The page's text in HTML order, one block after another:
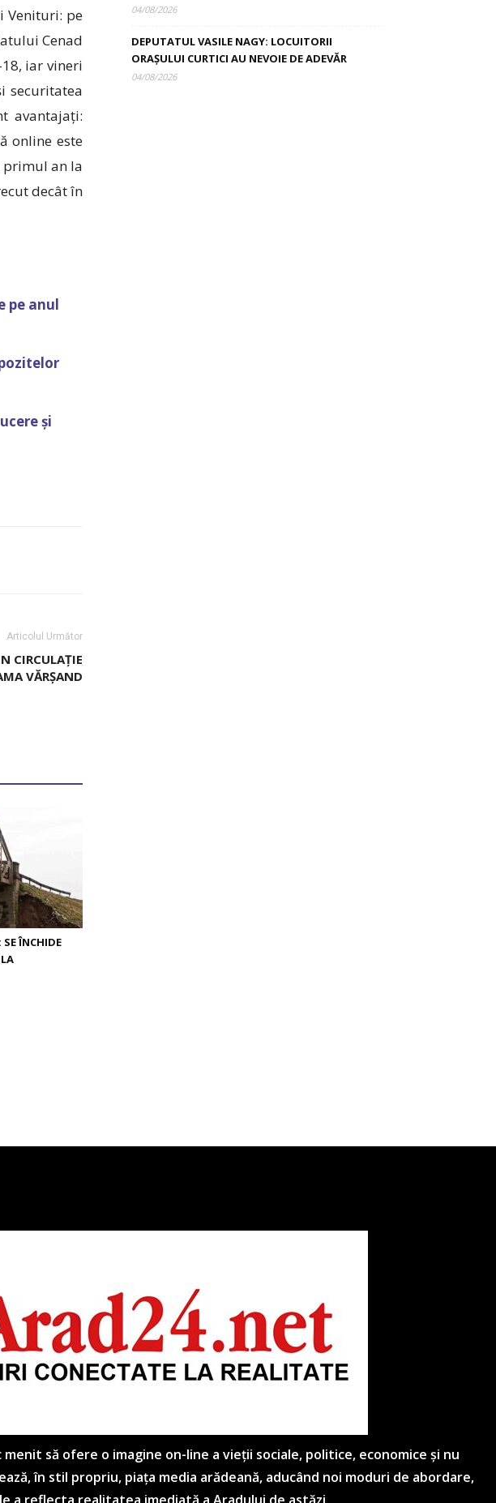
Venituri: pe
Cenad
iar vineri
securitatea
avantajați:
online este
primul an la
decât în
pe anul
și
Articolul Următor
CIRCULAȚIE
VĂRȘAND
ÎNCHIDE
04/08/2026
DEPUTATUL VASILE NAGY: LOCUITORII
ORAȘULUI CURTICI AU NEVOIE DE ADEVĂR
04/08/2026
să ofere o imagine on-line a vieții sociale, politice, economice și nu
în stil propriu, piața media arădeană, aducând noi moduri de abordare,